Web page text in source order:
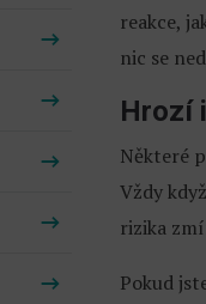
reakce,
nic se
Hrozí
Některé
Vždy
rizika
Pokud